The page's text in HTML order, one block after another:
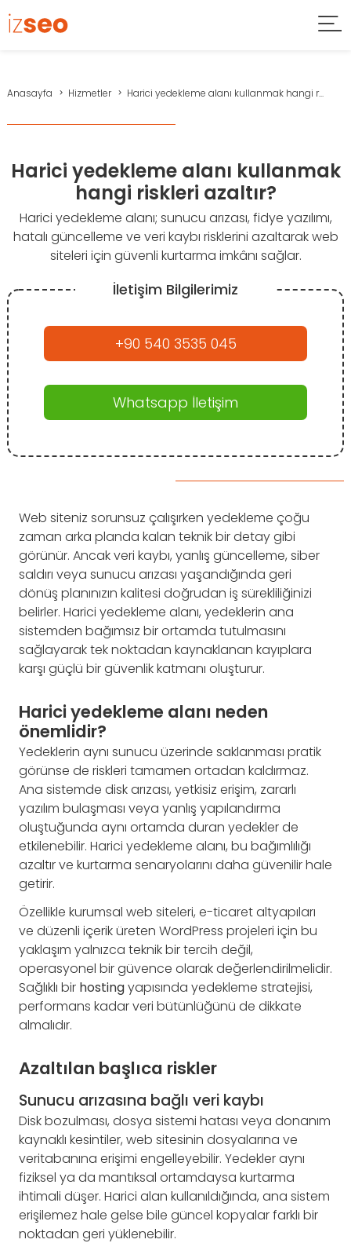
Anasayfa Hizmetler Harici yedekleme alanı kullanmak hangi r...
Harici yedekleme alanı kullanmak
hangi riskleri azaltır?
Harici yedekleme alanı; sunucu arızası, fidye yazılımı,
hatalı güncelleme ve veri kaybı risklerini azaltarak web
siteleri için güvenli kurtarma imkânı sağlar.
İletişim Bilgilerimiz
+90 540 3535 045
Whatsapp İletişim
Web siteniz sorunsuz çalışırken yedekleme çoğu
zaman arka planda kalan teknik bir detay gibi
görünür. Ancak veri kaybı, yanlış güncelleme, siber
saldırı veya sunucu arızası yaşandığında geri
dönüş planınızın kalitesi doğrudan iş sürekliliğinizi
belirler. Harici yedekleme alanı, yedeklerin ana
sistemden bağımsız bir ortamda tutulmasını
sağlayarak tek noktadan kaynaklanan kayıplara
karşı güçlü bir güvenlik katmanı oluşturur.
Harici yedekleme alanı neden
önemlidir?
Yedeklerin aynı sunucu üzerinde saklanması pratik
görünse de riskleri tamamen ortadan kaldırmaz.
Ana sistemde disk arızası, yetkisiz erişim, zararlı
yazılım bulaşması veya yanlış yapılandırma
oluştuğunda aynı ortamda duran yedekler de
etkilenebilir. Harici yedekleme alanı, bu bağımlılığı
azaltır ve kurtarma senaryolarını daha güvenilir hale
getirir.
Özellikle kurumsal web siteleri, e-ticaret altyapıları
ve düzenli içerik üreten WordPress projeleri için bu
yaklaşım yalnızca teknik bir tercih değil,
operasyonel bir güvence olarak değerlendirilmelidir.
Sağlıklı bir hostingyapısında yedekleme stratejisi,
performans kadar veri bütünlüğünü de dikkate
almalıdır.
Azaltılan başlıca riskler
Sunucu arızasına bağlı veri kaybı
Disk bozulması, dosya sistemi hatası veya donanım
kaynaklı kesintiler, web sitesinin dosyalarına ve
veritabanına erişimi engelleyebilir. Yedekler aynı
fiziksel ya da mantıksal ortamdaysa kurtarma
ihtimali düşer. Harici alan kullanıldığında, ana sistem
erişilemez hale gelse bile güncel kopyalar farklı bir
noktadan geri yüklenebilir.